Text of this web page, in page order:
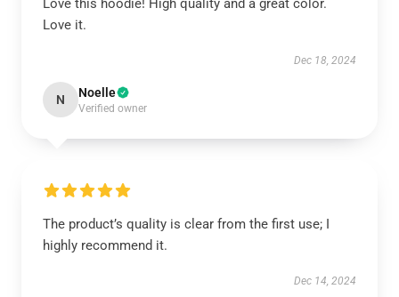
Love this hoodie! High quality and a great color.
Love it.
Dec 18, 2024
N Noelle
Verified owner
The product’s quality is clear from the first use; I
highly recommend it.
Dec 14, 2024